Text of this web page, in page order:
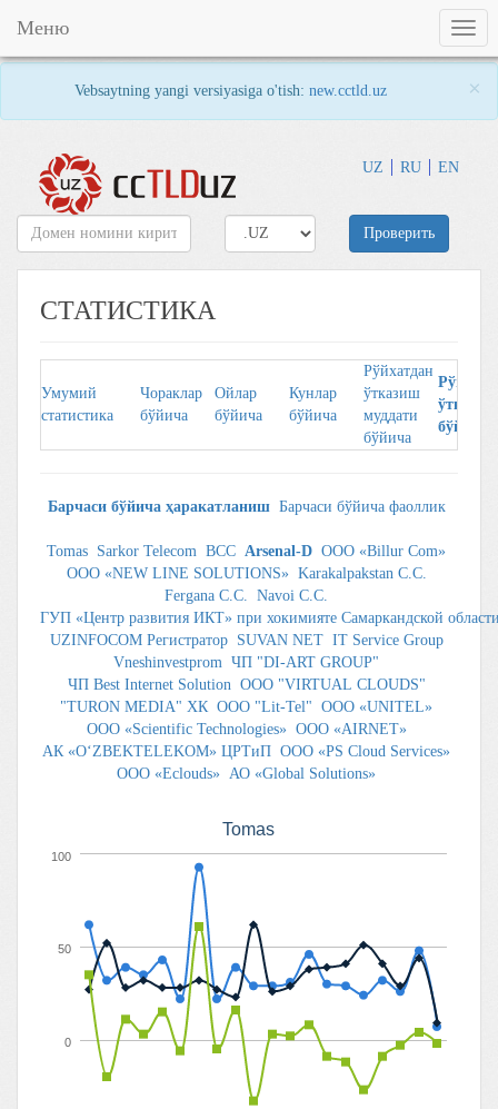
Vebsaytning yangi versiyasiga o'tish:new.cctld.uz ×
UZ RU EN
Меню
Проверить
СТАТИСТИКА
Умумий
стaтистикa
Чорaклaр
бўйичa
Ойлaр
бўйичa
Кунлaр
бўйичa
Рўйхатдан
ўтказиш
муддати
бўйича
бўйичa
Барчаси бўйича ҳаракатланиш Барчаси бўйича фаоллик
Tomas Sarkor Telecom BCC Arsenal-D ООО «Billur Com»
ООО «NEW LINE SOLUTIONS» Karakalpakstan C.C.
Fergana C.C.
Navoi C.C.
ГУП «Центр развития ИКТ» при хокимияте Самаркандской
UZINFOCOM Регистратор SUVAN NET IT Service Group
Vneshinvestprom ЧП "DI-ART GROUP"
ЧП Best Internet Solution ООО "VIRTUAL CLOUDS"
"TURON MEDIA" ХК OOO "Lit-Tel"
OOO «UNITEL»
OOO «Scientific Technologies» ООО «AIRNET»
АК «O‘ZBEKTELEKOM» ЦРТиП ООО «PS Cloud Services»
ООО «Eclouds» АО «Global Solutions»
Tomas
0
50
100